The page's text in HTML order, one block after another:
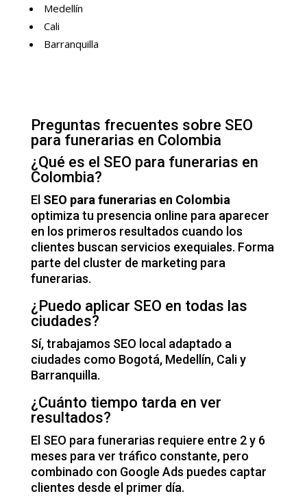
Medellín
Cali
Barranquilla
Preguntas frecuentes sobre SEO
para funerarias en Colombia
¿Qué es el SEO para funerarias en
Colombia?
El SEO para funerarias en Colombia
optimiza tu presencia online para aparecer
en los primeros resultados cuando los
clientes buscan servicios exequiales. Forma
parte del cluster de marketing para
funerarias.
¿Puedo aplicar SEO en todas las
ciudades?
Sí, trabajamos SEO local adaptado a
ciudades como Bogotá, Medellín, Caliy
Barranquilla.
¿Cuánto tiempo tarda en ver
resultados?
El SEO para funerarias requiere entre 2 y 6
meses para ver tráfico constante, pero
combinado con Google Ads puedes captar
clientes desde el primer día.